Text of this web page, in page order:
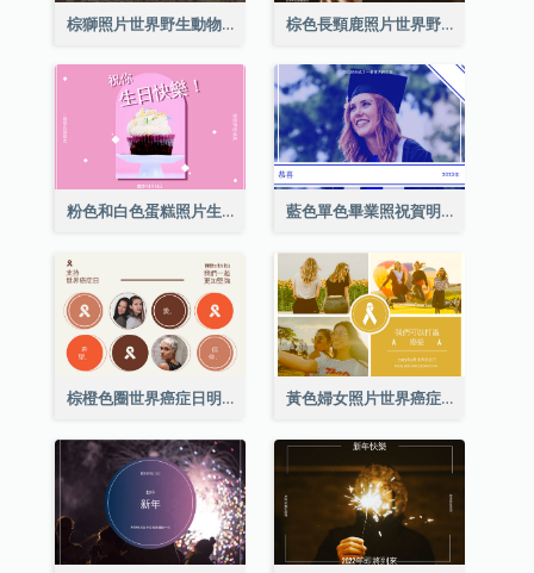
棕獅照片世界野生動物日明信片 棕色長頸鹿照片世界野生動物日明信片
粉色和白色蛋糕照片生日明信片 藍色單色畢業照祝賀明信片
棕橙色圈世界癌症日明信片 黃色婦女照片世界癌症日明信片